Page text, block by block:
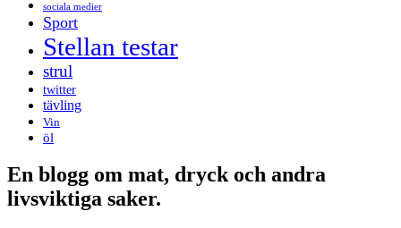
sociala medier
Sport
Stellan testar
strul
twitter
tävling
Vin
öl
En blogg om mat, dryck och andra
livsviktiga saker.